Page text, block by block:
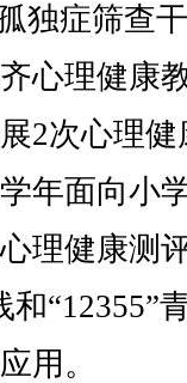
独症筛查
心理健康
2次心理健
年面向小
理健康测
和“12355”
用。